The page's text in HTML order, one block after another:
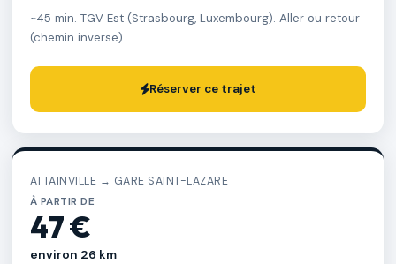
~45 min. TGV Est (Strasbourg, Luxembourg). Aller ou retour
(chemin inverse).
Réserver ce trajet
ATTAINVILLE → GARE SAINT-LAZARE
À PARTIR DE
47 €
environ 26 km